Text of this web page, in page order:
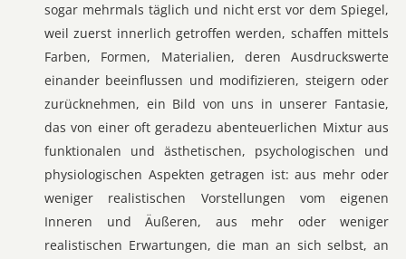
sogar mehrmals täglich und nicht erst vor dem Spiegel,
weil zuerst innerlich getroffen werden, schaffen mittels
Farben, Formen, Materialien, deren Ausdruckswerte
einander beeinflussen und modifizieren, steigern oder
zurücknehmen, ein Bild von uns in unserer Fantasie,
das von einer oft geradezu abenteuerlichen Mixtur aus
funktionalen und ästhetischen, psychologischen und
physiologischen Aspekten getragen ist: aus mehr oder
weniger realistischen Vorstellungen vom eigenen
Inneren und Äußeren, aus mehr oder weniger
realistischen Erwartungen, die man an sich selbst, an